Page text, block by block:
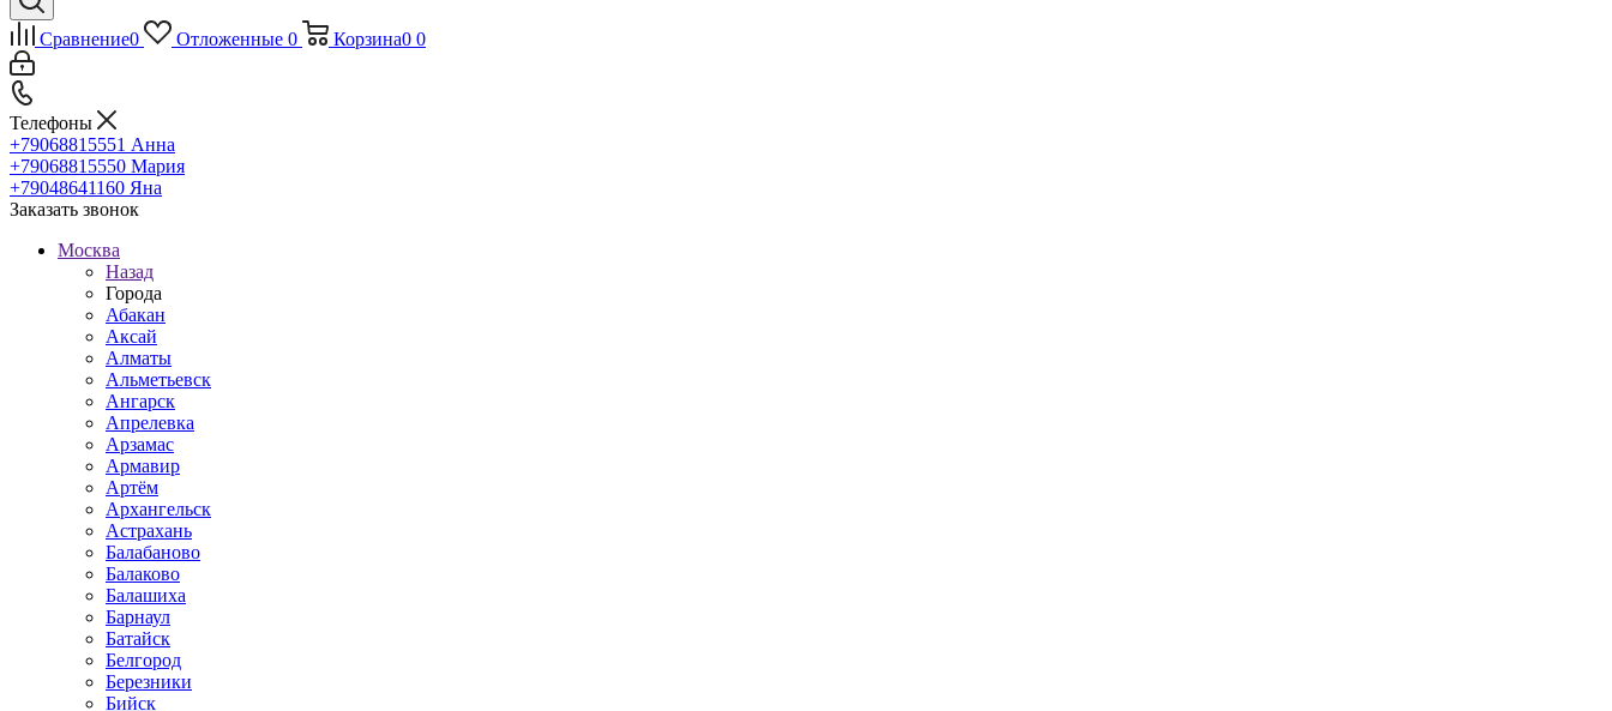
Сравнение0 Отложенные 0 Корзина0 0
Телефоны
+79068815551 Анна
+79068815550 Мария
+79048641160 Яна
Заказать звонок
Москва
Назад
Города
Абакан
Аксай
Алматы
Альметьевск
Ангарск
Апрелевка
Арзамас
Армавир
Артём
Архангельск
Астрахань
Балабаново
Балаково
Балашиха
Барнаул
Батайск
Белгород
Березники
Бийск